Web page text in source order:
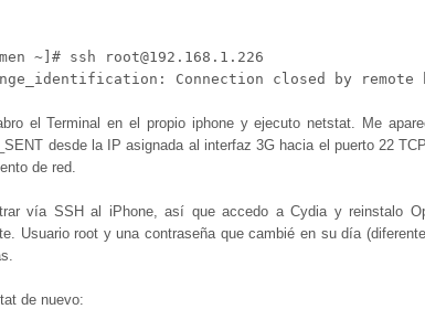
~]# ssh root@192.168.1.226
el Terminal en el propio iphone y ejecuto netstat. Me
desde la IP asignada al interfaz 3G hacia el puerto 22
de red.
vía SSH al iPhone, así que accedo a Cydia y reinstalo
Usuario root y una contraseña que cambié en su día
de nuevo: